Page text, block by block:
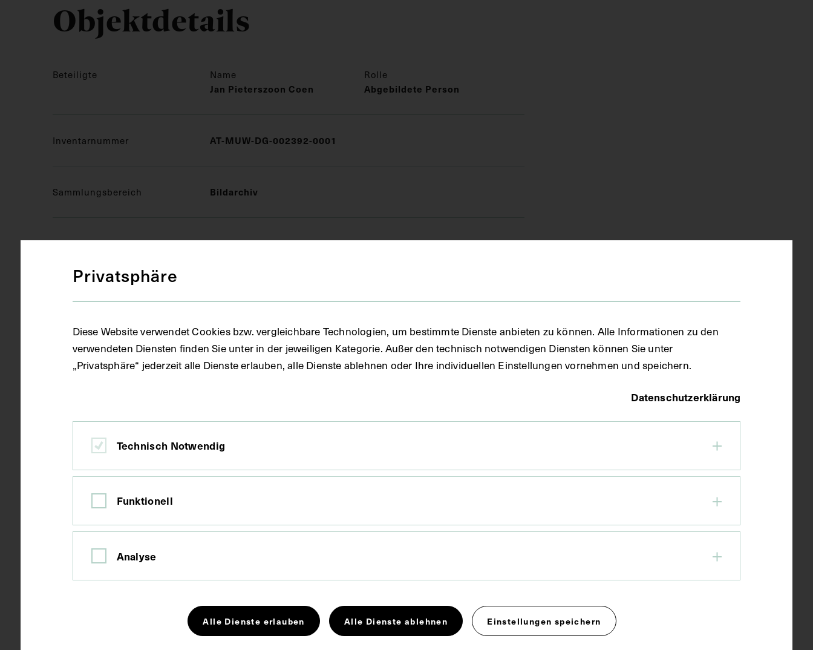
Objektdetails
Beteiligte Name Rolle
Jan Pieterszoon Coen Abgebildete Person
Inventarnummer AT-MUW-DG-002392-0001
Sammlungsbereich Bildarchiv
Objektart Druckgrafik (DG)
Datierung um 1930
Karton
Generalgouverneur Kaufmann Kolonialismus
Privatsphäre
Diese Website verwendet Cookies bzw. vergleichbare Technologien, um bestimmte Dienste anbieten zu können. Alle Informationen zu den
verwendeten Diensten finden Sie unter in der jeweiligen Kategorie. Außer den technisch notwendigen Diensten können Sie unter
„Privatsphäre“ jederzeit alle Dienste erlauben, alle Dienste ablehnen oder Ihre individuellen Einstellungen vornehmen und speichern.
Datenschutzerklärung
Technisch Notwendig
Funktionell
Analyse
Alle Dienste erlauben Alle Dienste ablehnen Einstellungen speichern